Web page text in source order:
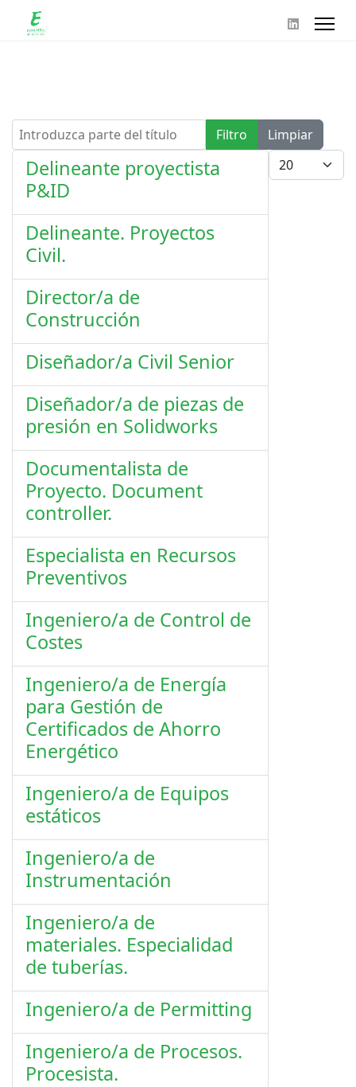
Introduzca parte del título Filtro
Limpiar
Cantidad
Delineante proyectista
P&ID
Delineante. Proyectos
Civil.
Director/a de
Construcción
Diseñador/a Civil Senior
Diseñador/a de piezas de
presión en Solidworks
Documentalista de
Proyecto. Document
controller.
Especialista en Recursos
Preventivos
Ingeniero/a de Control de
Costes
Ingeniero/a de Energía
para Gestión de
Certificados de Ahorro
Energético
Ingeniero/a de Equipos
estáticos
Ingeniero/a de
Instrumentación
Ingeniero/a de
materiales. Especialidad
de tuberías.
Ingeniero/a de Permitting
Ingeniero/a de Procesos.
Procesista.